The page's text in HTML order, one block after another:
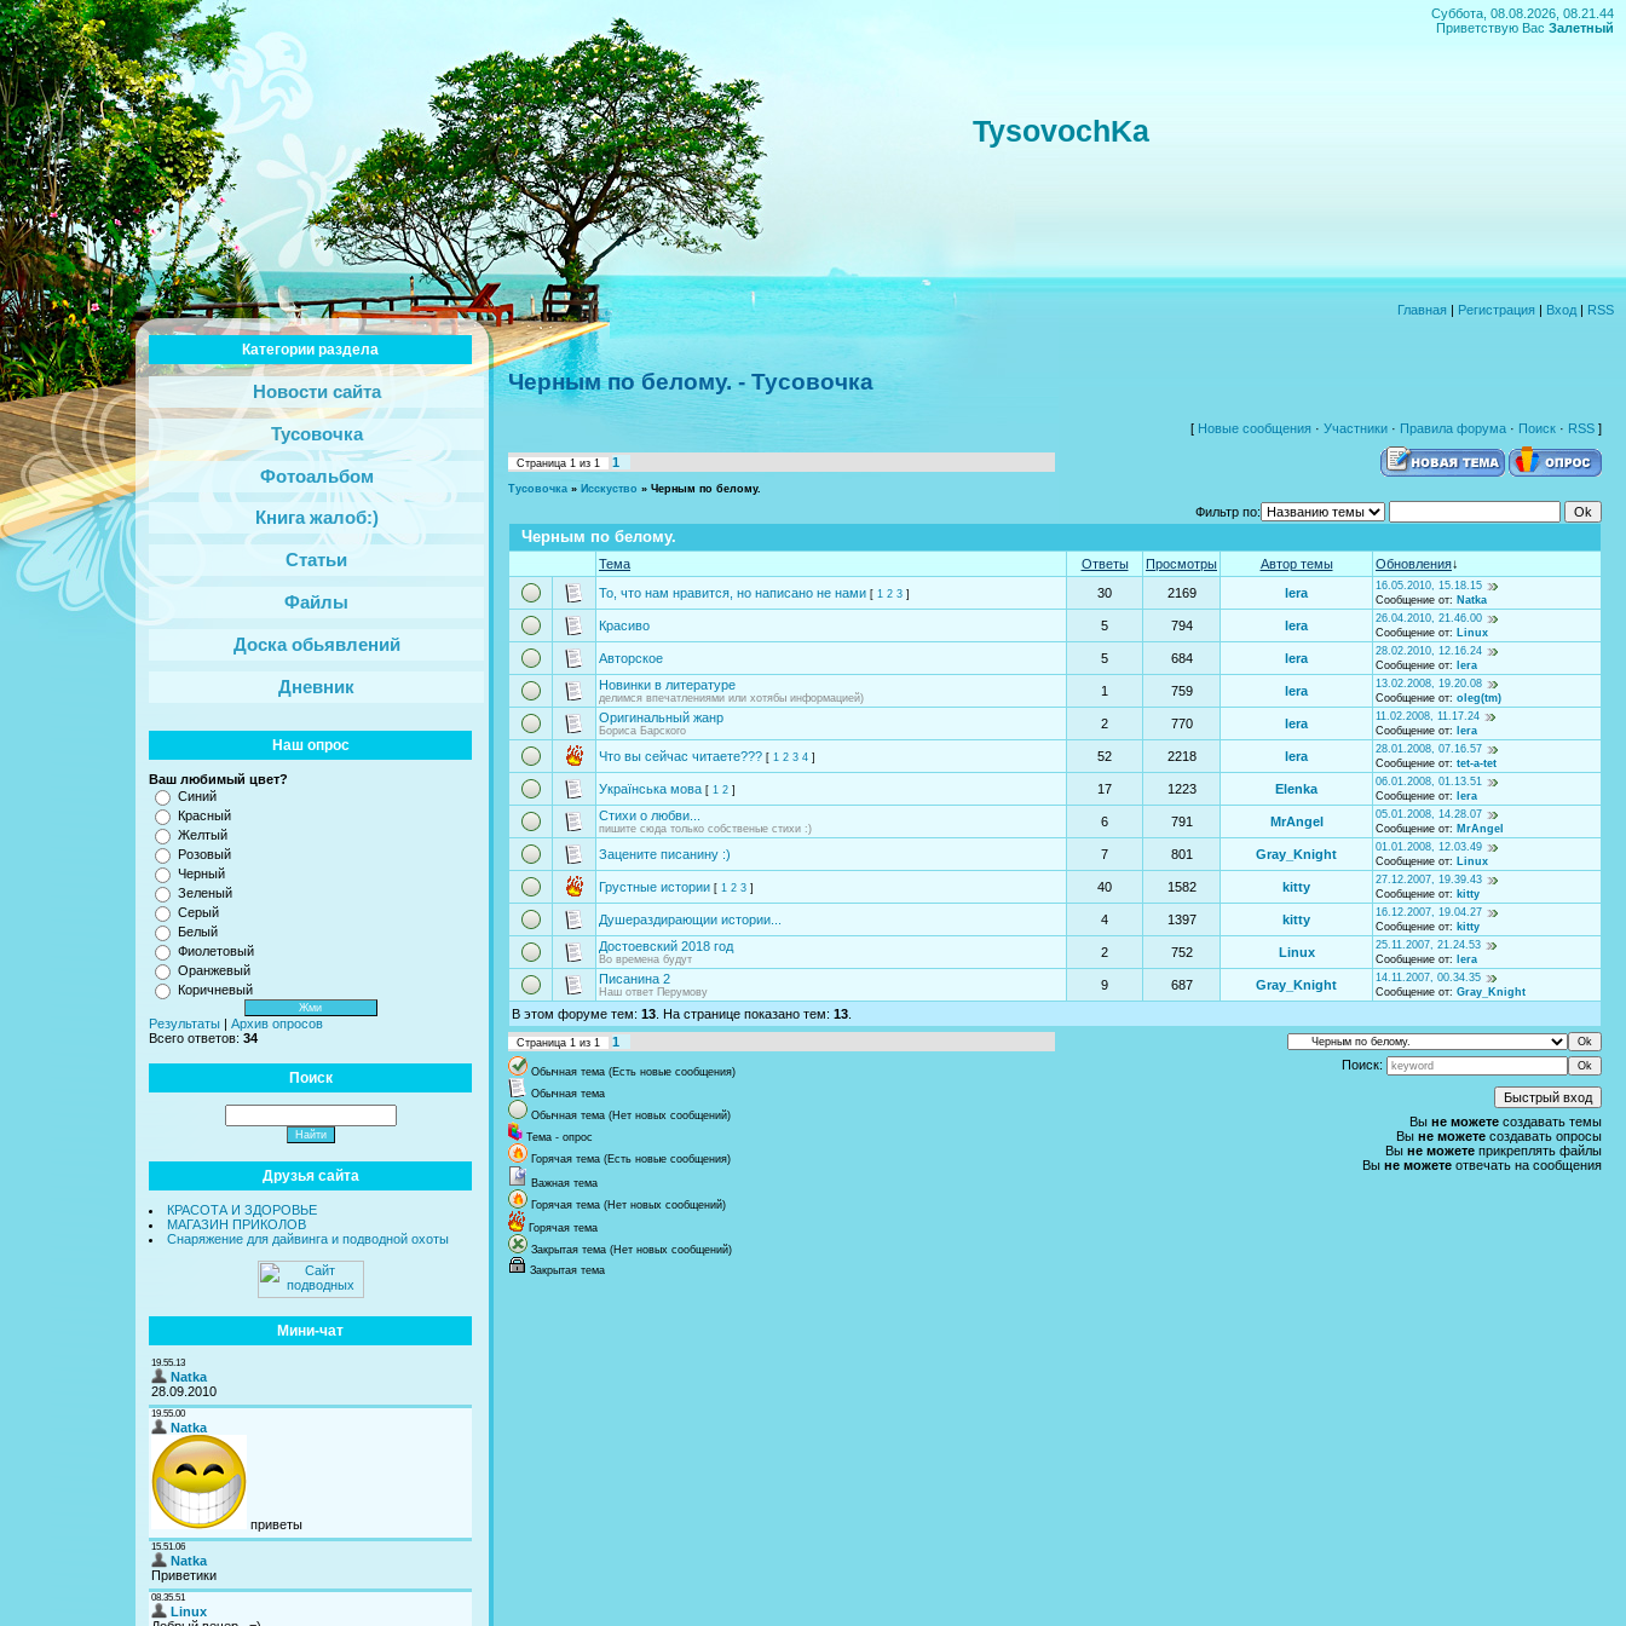
Суббота, 08.08.2026, 08.21.44
Приветствую Вас Залетный
TysovochKa
Главная | Регистрация | Вход | RSS
Категории раздела
Новости сайта
Тусовочка
Фотоальбом
Книга жалоб:)
Статьи
Файлы
Доска обьявлений
Дневник
Наш опрос
Ваш любимый цвет?
Синий
Красный
Желтый
Розовый
Черный
Зеленый
Серый
Белый
Фиолетовый
Оранжевый
Коричневый
Результаты
Архив опросов
Всего ответов: 34
Поиск
Друзья сайта
КРАСОТА И ЗДОРОВЬЕ
МАГАЗИН ПРИКОЛОВ
Снаряжение для дайвинга и подводной охоты
Мини-чат
Черным по белому. - Тусовочка
[ Новые сообщения · Участники · Правила форума · Поиск · RSS ]
Страница 1 из 1 1
Тусовочка » Исскуство » Черным по белому.
Фильтр по:
Черным по белому.
Тема Ответы Просмотры Автор темы Обновления↓
То, что нам нравится, но написано не нами [ 1 2 3 ] 30 2169 lera
16.05.2010, 15.18.15
Сообщение от: Natka
Красиво 5 794 lera
26.04.2010, 21.46.00
Сообщение от: Linux
Авторское 5 684 lera
28.02.2010, 12.16.24
Сообщение от:
lera
Новинки в литературе
делимся впечатлениями или хотябы информацией) 1 759 lera
13.02.2008, 19.20.08
Сообщение от: oleg(tm)
Оригинальный жанр
Бориса Барского 2 770 lera
11.02.2008, 11.17.24
Сообщение от:
lera
Что вы сейчас читаете??? [ 1 2 3 4 ] 52 2218 lera
28.01.2008, 07.16.57
Сообщение от: tet-a-tet
Українська мова [ 1 2 ] 17 1223 Elenka
06.01.2008, 01.13.51
Сообщение от:
lera
Стихи о любви...
пишите сюда только собственые стихи :) 6 791 MrAngel
05.01.2008, 14.28.07
Сообщение от: MrAngel
Зацените писанину :) 7 801 Gray_Knight
01.01.2008, 12.03.49
Сообщение от: Linux
Грустные истории [ 1 2 3 ] 40 1582 kitty
27.12.2007, 19.39.43
Сообщение от: kitty
Душераздирающии истории... 4 1397 kitty
16.12.2007, 19.04.27
Сообщение от: kitty
Достоевский 2018 год
Во времена будут 2 752 Linux
25.11.2007, 21.24.53
Сообщение от:
lera
Писанина 2
Наш ответ Перумову 9 687 Gray_Knight
14.11.2007, 00.34.35
Сообщение от: Gray_Knight
В этом форуме тем: 13 . На странице показано тем: 13
Страница 1 из 1 1
Обычная тема (Есть новые сообщения)
Обычная тема
Обычная тема (Нет новых сообщений)
Тема - опрос
Горячая тема (Есть новые сообщения)
Важная тема
Горячая тема (Нет новых сообщений)
Горячая тема
Закрытая тема (Нет новых сообщений)
Закрытая тема
Поиск:
Вы не можете создавать темы
Вы не можете создавать опросы
Вы не можете прикреплять файлы
Вы не можете отвечать на сообщения